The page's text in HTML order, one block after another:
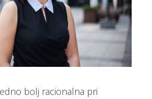
bolj racionalna pri